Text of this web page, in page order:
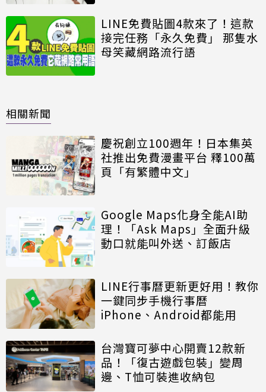
LINE免費貼圖4款來了！這款
接完任務「永久免費」 那隻水
母笑藏網路流行語
相關新聞
慶祝創立100週年！日本集英
社推出免費漫畫平台 釋100萬
頁「有繁體中文」
Google Maps化身全能AI助
理！「Ask Maps」全面升級
動口就能叫外送、訂飯店
LINE行事曆更新更好用！教你
一鍵同步手機行事曆
iPhone、Android都能用
台灣寶可夢中心開賣12款新
品！「復古遊戲包裝」變周
邊、T恤可裝進收納包